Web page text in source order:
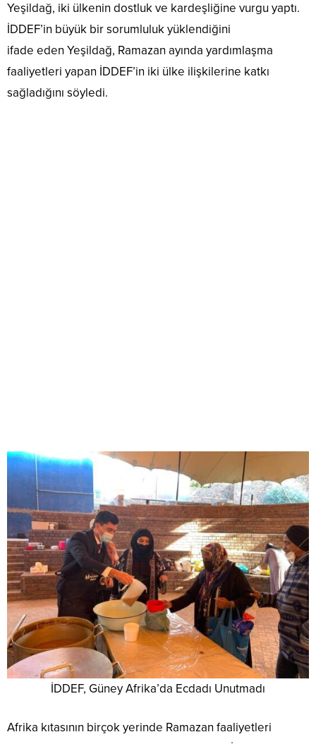
Yeşildağ, iki ülkenin dostluk ve kardeşliğine vurgu yaptı.
İDDEF’in büyük bir sorumluluk yüklendiğini
ifade eden Yeşildağ, Ramazan ayında yardımlaşma
faaliyetleri yapan İDDEF’in iki ülke ilişkilerine katkı
sağladığını söyledi.
İDDEF, Güney Afrika’da Ecdadı Unutmadı
Afrika kıtasının birçok yerinde Ramazan faaliyetleri